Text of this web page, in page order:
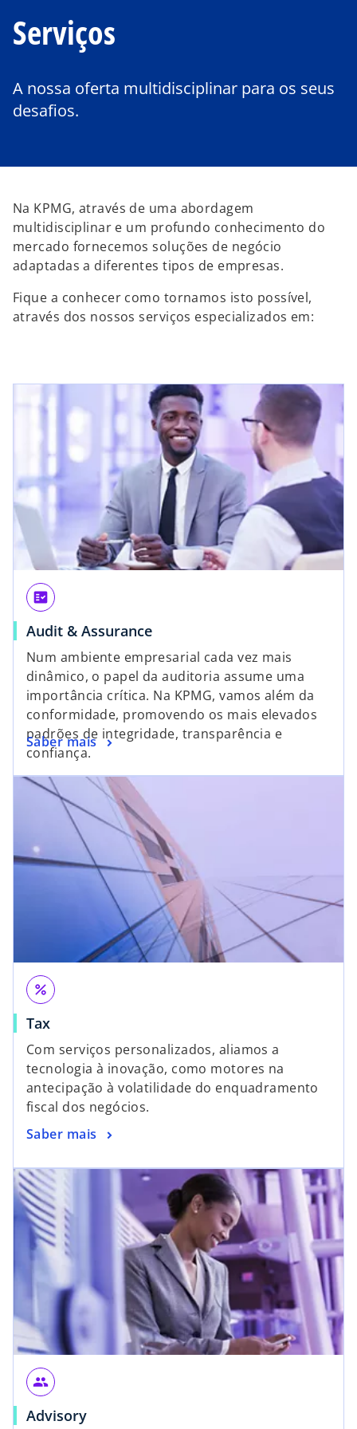
Serviços
A nossa oferta multidisciplinar para os seus
desafios.
Na KPMG, através de uma abordagem
multidisciplinar e um profundo conhecimento do
mercado fornecemos soluções de negócio
adaptadas a diferentes tipos de empresas.
Fique a conhecer como tornamos isto possível,
através dos nossos serviços especializados em:
fact_check
Audit & Assurance
Num ambiente empresarial cada vez mais
dinâmico, o papel da auditoria assume uma
importância crítica. Na KPMG, vamos além da
conformidade, promovendo os mais elevados
padrões de integridade, transparência e
confiança.
Saber mais
percent
Tax
Com serviços personalizados, aliamos a
tecnologia à inovação, como motores na
antecipação à volatilidade do enquadramento
fiscal dos negócios.
Saber mais
people
Advisory